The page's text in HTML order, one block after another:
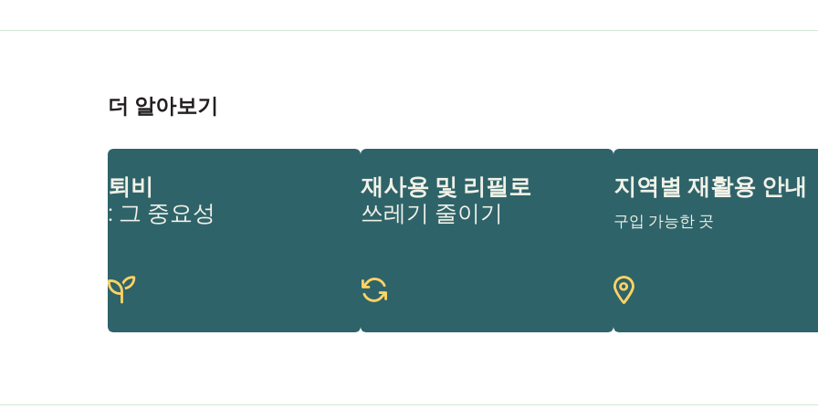
더 알아보기
퇴비
: 그 중요성
재사용 및 리필로
쓰레기 줄이기
지역별 재활용 안내
구입 가능한 곳